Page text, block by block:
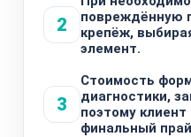
2
повреждённую
крепёж,
элемент.
3
Стоимость
диагностики,
поэтому
финальный